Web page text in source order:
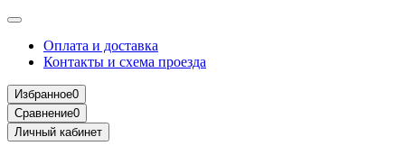
Оплата и доставка
Контакты и схема проезда
Избранное0
Сравнение0
Личный кабинет